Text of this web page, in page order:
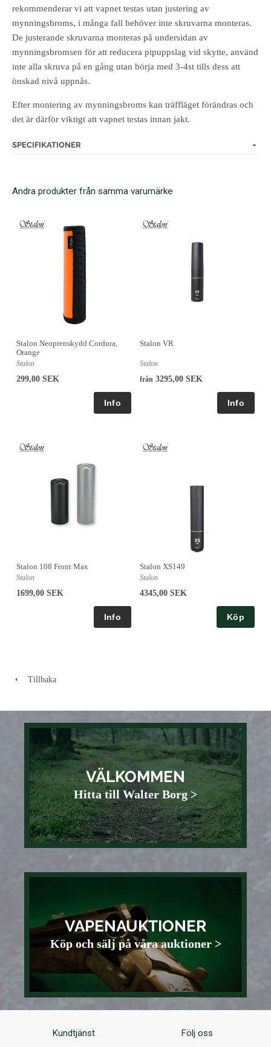
rekommenderar vi att vapnet testas utan justering av
mynningsbroms, i många fall behöver inte skruvarna monteras.
De justerande skruvarna monteras på undersidan av
mynningsbromsen för att reducera pipuppslag vid skytte, använd
inte alla skruva på en gång utan börja med 3-4st tills dess att
önskad nivå uppnås.
Efter montering av mynningsbroms kan träffläget förändras och
det är därför viktigt att vapnet testas innan jakt.
SPECIFIKATIONER
Andra produkter från samma varumärke
Stalon Neoprenskydd Cordura,
Orange
Stalon
299,00 SEK
Stalon VR
Stalon
från 3295,00 SEK
Stalon 108 Front Max
Stalon
1699,00 SEK
Stalon XS149
Stalon
4345,00 SEK
Köp
Tillbaka
VÄLKOMMEN
Hitta till Walter Borg >
VAPENAUKTIONER
Köp och sälj på våra auktioner >
Kundtjänst Följ oss